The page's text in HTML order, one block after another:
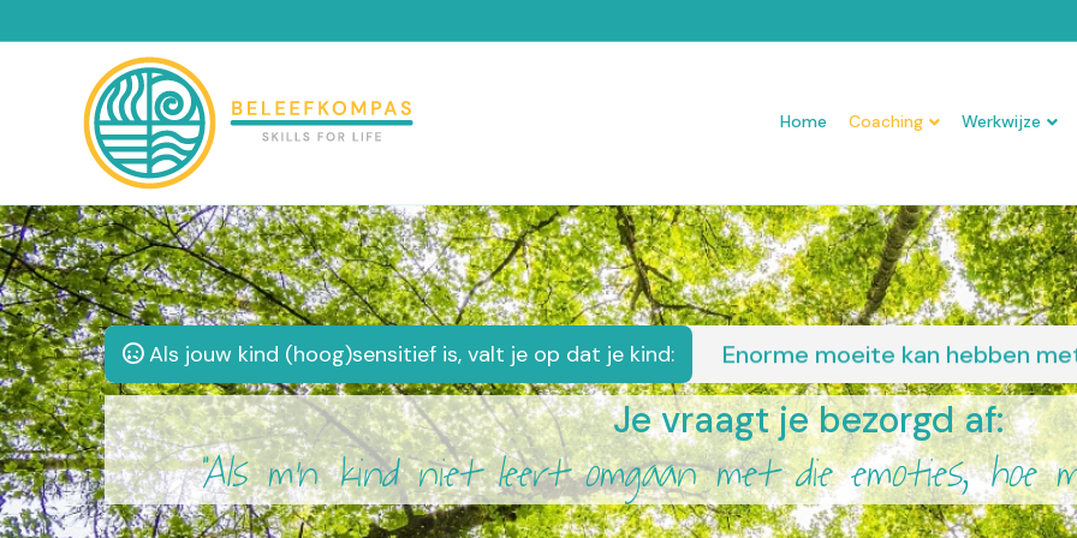
Home Coaching Werkwijze
Als jouw kind (hoog)sensitief is, valt je op dat je kind: Enorme moeite kan hebben
De pijn van een ander kan
Je vraagt je bezorgd af:
“Als m'n kind niet leert omgaan met die emoties, hoe